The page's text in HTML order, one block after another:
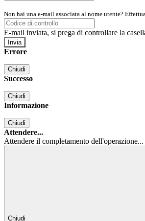
Non hai una e-mail associata al nome utente?
E-mail inviata, si prega di controllare la
Errore
Chiudi
Successo
Chiudi
Informazione
Chiudi
Attendere...
Attendere il completamento dell'operazione...
Chiudi